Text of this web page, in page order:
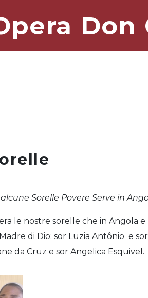
Don
Sorelle Povere Serve in
le nostre sorelle che in Angola e
di Dio: sor Luzia Antônio e
da Cruz e sor Angelica Esquivel.